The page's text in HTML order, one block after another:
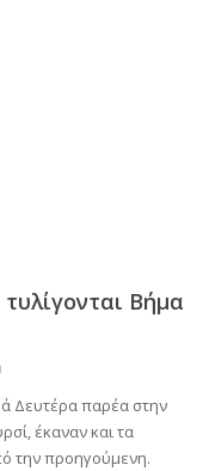
Βήμα
Δευτέρα παρέα στην
έκαναν και τα
την προηγούμενη.